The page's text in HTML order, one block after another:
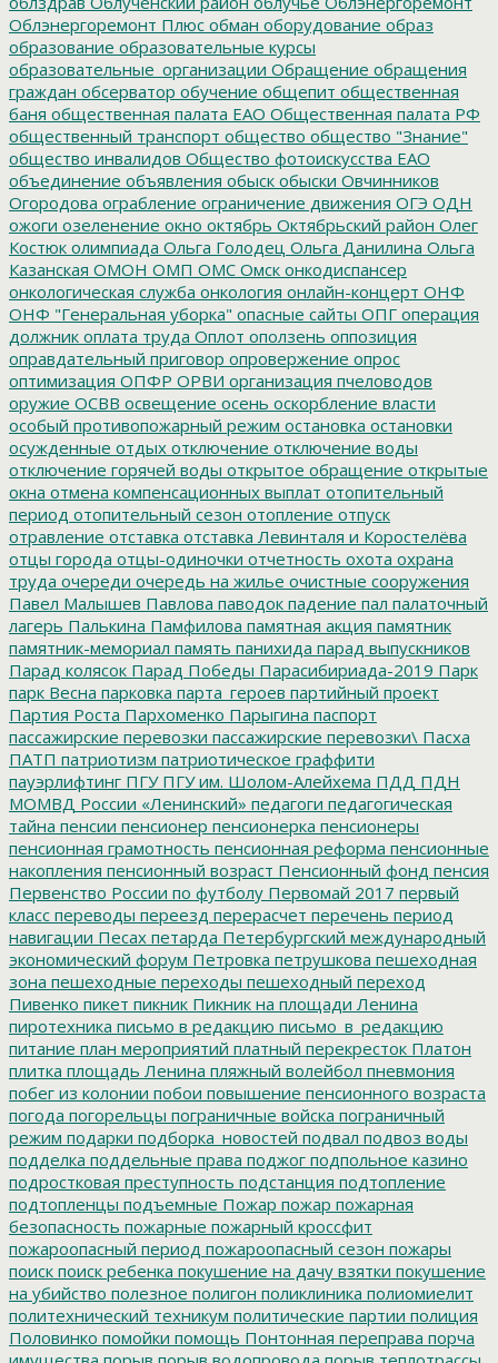
Облэнергоремонт Плюс обман оборудование образ
образование образовательные курсы
образовательные_организации Обращение обращения
граждан обсерватор обучение общепит общественная
баня общественная палата ЕАО Общественная палата РФ
общественный транспорт общество общество "Знание"
общество инвалидов Общество фотоискусства ЕАО
объединение объявления обыск обыски Овчинников
Огородова ограбление ограничение движения ОГЭ ОДН
ожоги озеленение окно октябрь Октябрьский район Олег
Костюк олимпиада Ольга Голодец Ольга Данилина Ольга
Казанская ОМОН ОМП ОМС Омск онкодиспансер
онкологическая служба онкология онлайн-концерт ОНФ
ОНФ "Генеральная уборка" опасные сайты ОПГ операция
должник оплата труда Оплот оползень оппозиция
оправдательный приговор опровержение опрос
оптимизация ОПФР ОРВИ организация пчеловодов
оружие ОСВВ освещение осень оскорбление власти
особый противопожарный режим остановка остановки
осужденные отдых отключение отключение воды
отключение горячей воды открытое обращение открытые
окна отмена компенсационных выплат отопительный
период отопительный сезон отопление отпуск
отравление отставка отставка Левинталя и Коростелёва
отцы города отцы-одиночки отчетность охота охрана
труда очереди очередь на жилье очистные сооружения
Павел Малышев Павлова паводок падение пал палаточный
лагерь Палькина Памфилова памятная акция памятник
памятник-мемориал память панихида парад выпускников
Парад колясок Парад Победы Парасибириада-2019 Парк
парк Весна парковка парта_героев партийный проект
Партия Роста Пархоменко Парыгина паспорт
пассажирские перевозки пассажирские перевозки\ Пасха
ПАТП патриотизм патриотическое граффити
пауэрлифтинг ПГУПГУ им. Шолом-Алейхема ПДД ПДН
МОМВД России «Ленинский» педагоги педагогическая
тайна пенсии пенсионер пенсионерка пенсионеры
пенсионная грамотность пенсионная реформа пенсионные
накопления пенсионный возраст Пенсионный фонд пенсия
Первенство России по футболу Первомай 2017 первый
класс переводы переезд перерасчет перечень период
навигации Песах петарда Петербургский международный
экономический форум Петровка петрушкова пешеходная
зона пешеходные переходы пешеходный переход
Пивенко пикет пикник Пикник на площади Ленина
пиротехника письмо в редакцию письмо_в_редакцию
питание план мероприятий платный перекресток Платон
плитка площадь Ленина пляжный волейбол пневмония
побег из колонии побои повышение пенсионного возраста
погода погорельцы пограничные войска пограничный
режим подарки подборка_новостей подвал подвоз воды
подделка поддельные права поджог подпольное казино
подростковая преступность подстанция подтопление
подтопленцы подъемные Пожар пожар пожарная
безопасность пожарные пожарный кроссфит
пожароопасный период пожароопасный сезон пожары
поиск поиск ребенка покушение на дачу взятки покушение
на убийство полезное полигон поликлиника полиомиелит
политехнический техникум политические партии полиция
Половинко помойки помощь Понтонная переправа порча